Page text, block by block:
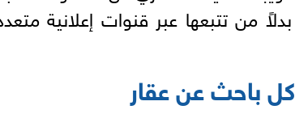
من تتبعها عبر قنوات إعلانية
باحث عن عقار